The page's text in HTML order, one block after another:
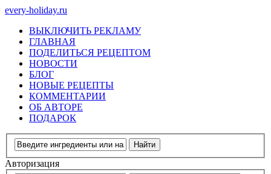
every-holiday.ru
ВЫКЛЮЧИТЬ РЕКЛАМУ
ГЛАВНАЯ
ПОДЕЛИТЬСЯ РЕЦЕПТОМ
НОВОСТИ
БЛОГ
НОВЫЕ РЕЦЕПТЫ
КОММЕНТАРИИ
ОБ АВТОРЕ
ПОДАРОК
Авторизация